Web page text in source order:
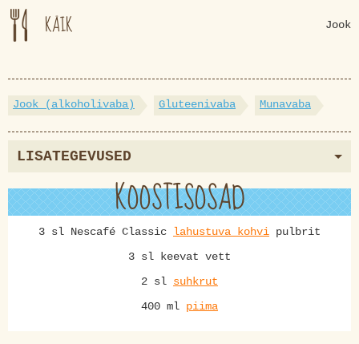
KÄIK
Jook
Jook (alkoholivaba) Gluteenivaba Munavaba
LISATEGEVUSED
KOOSTISOSAD
3 sl Nescafé Classic lahustuva kohvi pulbrit
3 sl keevat vett
2 sl suhkrut
400 ml piima